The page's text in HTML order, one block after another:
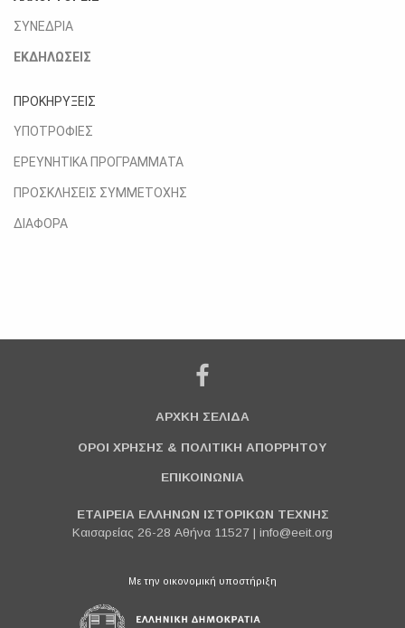
ΣΥΝΕΔΡΙΑ
ΕΚΔΗΛΩΣΕΙΣ
ΠΡΟΚΗΡΥΞΕΙΣ
ΥΠΟΤΡΟΦΙΕΣ
ΕΡΕΥΝΗΤΙΚΑ ΠΡΟΓΡΑΜΜΑΤΑ
ΠΡΟΣΚΛΗΣΕΙΣ ΣΥΜΜΕΤΟΧΗΣ
ΔΙΑΦΟΡΑ
ΑΡΧΚΗ ΣΕΛΙΔΑ
ΟΡΟΙ ΧΡΗΣΗΣ & ΠΟΛΙΤΙΚΗ ΑΠΟΡΡΗΤΟΥ
ΕΠΙΚΟΙΝΩΝΙΑ
ΕΤΑΙΡΕΙΑ ΕΛΛΗΝΩΝ ΙΣΤΟΡΙΚΩΝ ΤΕΧΝΗΣ
Καισαρείας 26-28 Αθήνα 11527 | info@eeit.org
Με την οικονομική υποστήριξη